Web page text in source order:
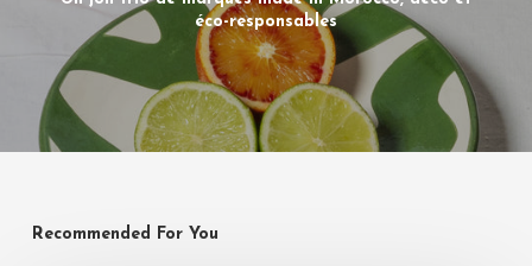
éco-responsables
Recommended For You